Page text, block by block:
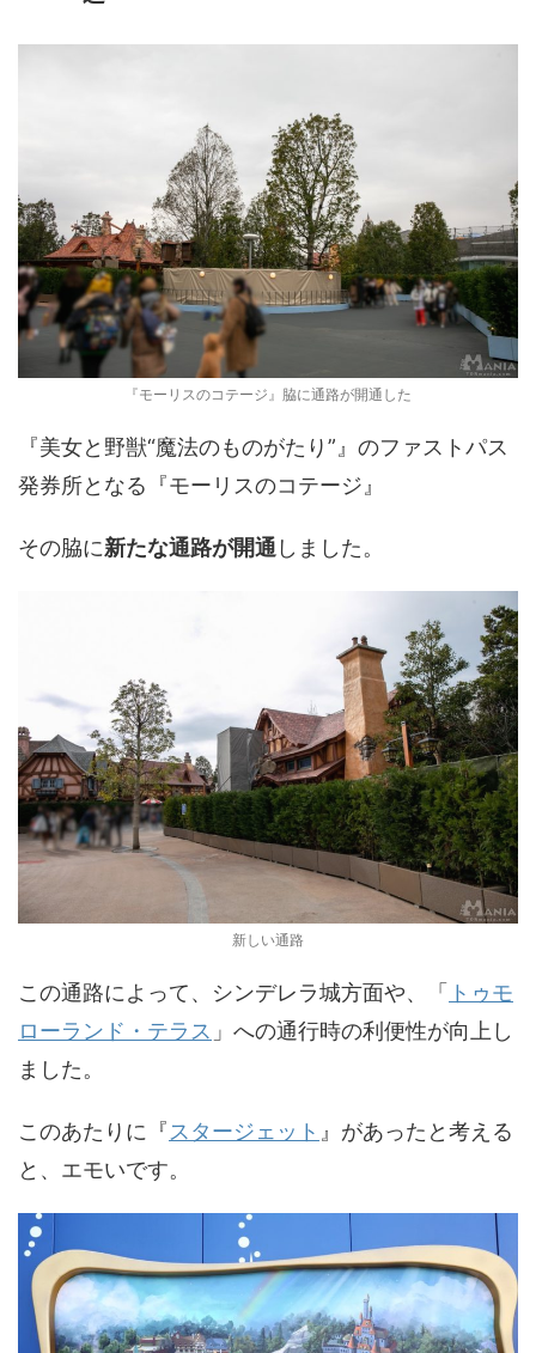
『モーリスのコテージ』脇に通路が開通した
『美女と野獣“魔法のものがたり”』のファストパス
発券所となる『モーリスのコテージ』
その脇に新たな通路が開通 しました。
新しい通路
この通路によって、シンデレラ城方面や、「 トゥモ
ローランド・テラス 」への通行時の利便性が向上し
ました。
このあたりに『 スタージェット 』があったと考える
と、エモいです。